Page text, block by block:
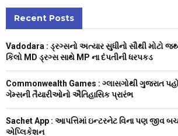
h
o
Recent Posts
Vadodara : ડ્રગ્સનો અત્યાર સુધીનો સૌથી મોટો
કિલો MD ડ્રગ્સ સાથે MP ના દંપતીની ધરપકડ
Commonwealth Games : ગ્લાસગોથી ગુજરાત
ગેમ્સની તૈયારીઓનો ઐતિહાસિક પ્રારંભ
Sachet App : આપત્તિમાં ઇન્ટરનેટ વિના પણ જીવ
એપ્લિકેશન